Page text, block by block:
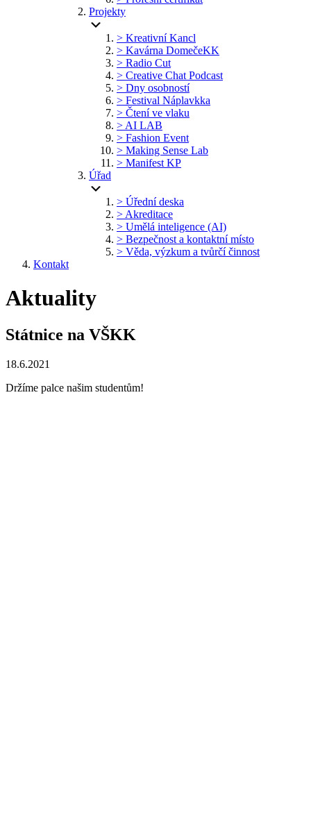
Projekty
> Kreativní Kancl
> Kavárna DomečeKK
> Radio Cut
> Creative Chat Podcast
> Dny osobností
> Festival Náplavkka
> Čtení ve vlaku
> AI LAB
> Fashion Event
> Making Sense Lab
> Manifest KP
Úřad
> Úřední deska
> Akreditace
> Umělá inteligence (AI)
> Bezpečnost a kontaktní místo
> Věda, výzkum a tvůrčí činnost
Kontakt
Aktuality
Státnice na VŠKK
18.6.2021
Držíme palce našim studentům!